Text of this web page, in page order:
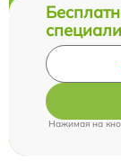
Нажимая на